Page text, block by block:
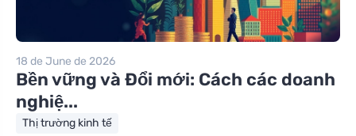
18 de June de 2026
Bền vững và Đổi mới: Cách các doanh
nghiệ...
Thị trường kinh tế